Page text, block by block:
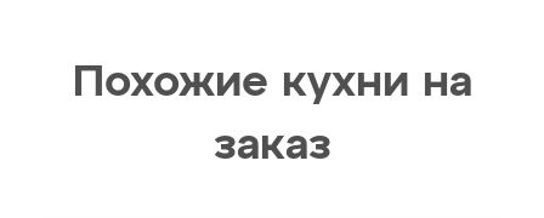
Похожие кухни на
заказ